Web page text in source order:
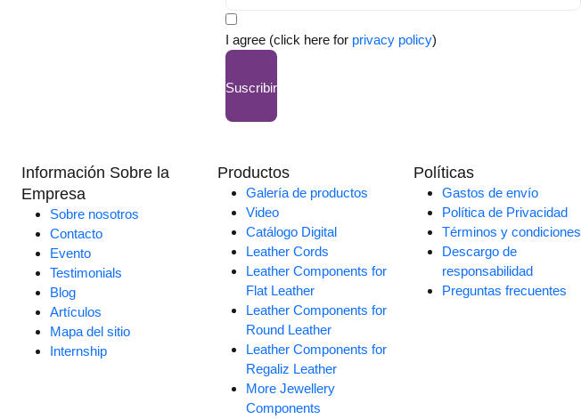
I agree (click here for privacy policy)
Suscribir
Información Sobre la
Empresa
Sobre nosotros
Contacto
Evento
Testimonials
Blog
Artículos
Mapa del sitio
Internship
Productos
Galería de productos
Video
Catálogo Digital
Leather Cords
Leather Components for
Flat Leather
Leather Components for
Round Leather
Leather Components for
Regaliz Leather
More Jewellery
Components
Políticas
Gastos de envío
Política de Privacidad
Términos y condiciones
Descargo de
responsabilidad
Preguntas frecuentes